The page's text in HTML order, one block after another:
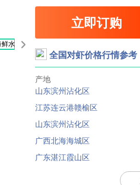
立即订购
全国对虾价格行情参考
产地
山东滨州沾化区
江苏连云港赣榆区
山东滨州沾化区
广西北海海城区
广东湛江霞山区